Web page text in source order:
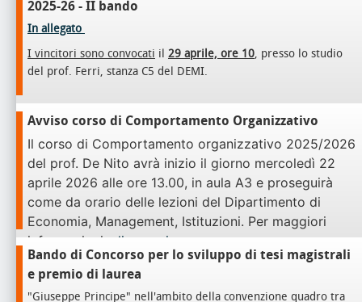
2025-26 - II bando
In allegato
I vincitori sono convocati il 29 aprile, ore 10, presso lo studio
del prof. Ferri, stanza C5 del DEMI.
Avviso corso di Comportamento Organizzativo
Il corso di Comportamento organizzativo 2025/2026
del prof. De Nito avrà inizio il giorno mercoledì 22
aprile 2026 alle ore 13.00, in aula A3 e proseguirà
come da orario delle lezioni del Dipartimento di
Economia, Management, Istituzioni. Per maggiori
informazioni,clicca qui
Bando di Concorso per lo sviluppo di tesi magistrali
e premio di laurea
"Giuseppe Principe" nell'ambito della convenzione quadro tra